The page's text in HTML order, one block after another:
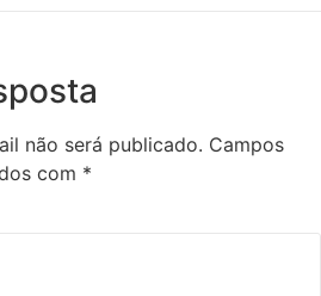
não será publicado. Campos
com *